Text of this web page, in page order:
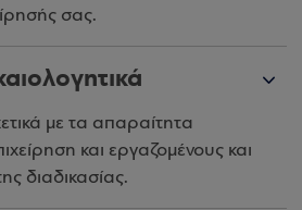
σας.
με τα απαραίτητα
και εργαζομένους και
διαδικασίας.